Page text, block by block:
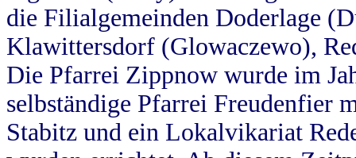
die Filialgemeinden Doderlage
Klawittersdorf (Glowaczewo),
Die Pfarrei Zippnow wurde im
selbständige Pfarrei Freudenfier
Stabitz und ein Lokalvikariat